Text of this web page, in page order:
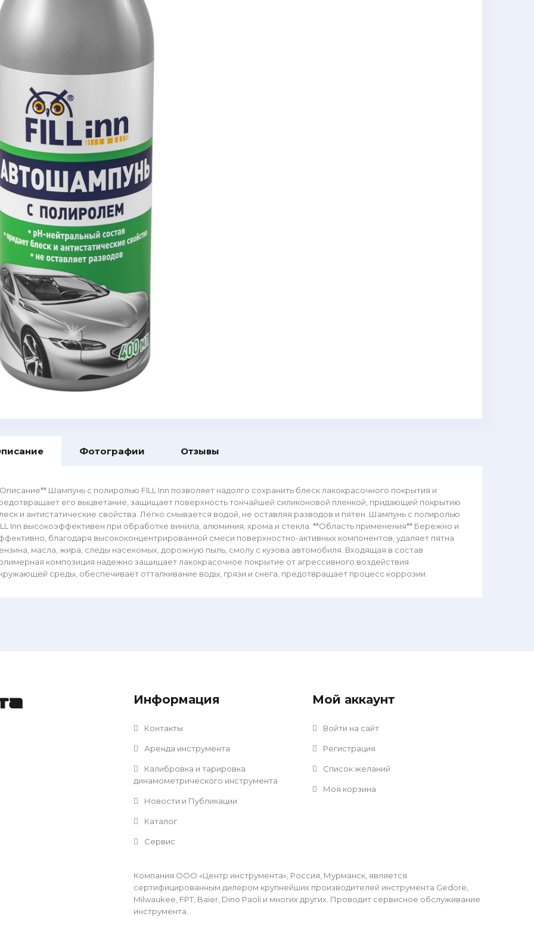
Фотографии Отзывы
Шампунь с полиролью FILL Inn позволяет надолго сохранить блеск лакокрасочного покрытия и
его выцветание, защищает поверхность тончайшей силиконовой пленкой, придающей покрытию
и антистатические свойства. Легко смывается водой, не оставляя разводов и пятен. Шампунь с полиролью
Inn высокоэффективен при обработке винила, алюминия, хрома и стекла. **Область применения** Бережно и
благодаря высококонцентрированной смеси поверхностно-активных компонентов, удаляет пятна
масла, жира, следы насекомых, дорожную пыль, смолу с кузова автомобиля. Входящая в состав
композиция надежно защищает лакокрасочное покрытие от агрессивного воздействия
среды, обеспечивает отталкивание воды, грязи и снега, предотвращает процесс коррозии.
Информация
Контакты
Аренда инструмента
Калибровка и тарировка
динамометрического инструмента
Новости и Публикации
Каталог
Сервис
Мой аккаунт
Войти на сайт
Регистрация
Список желаний
Моя корзина
Компания ООО «Центр инструмента», Россия, Мурманск, является
сертифицированным дилером крупнейших производителей инструмента Gedore,
Milwaukee, FPT, Baier, Dino Paoli и многих других. Проводит сервисное обслуживание
инструмента.